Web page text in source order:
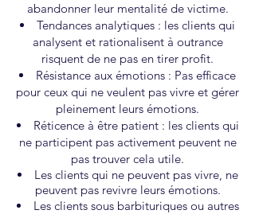
abandonner leur mentalité de victime.
Tendances analytiques : les clients qui
analysent et rationalisent à outrance
risquent de ne pas en tirer profit.
Résistance aux émotions : Pas efficace
pour ceux qui ne veulent pas vivre et gérer
pleinement leurs émotions.
Réticence à être patient : les clients qui
ne participent pas activement peuvent ne
pas trouver cela utile.
Les clients qui ne peuvent pas vivre, ne
peuvent pas revivre leurs émotions.
Les clients sous barbituriques ou autres